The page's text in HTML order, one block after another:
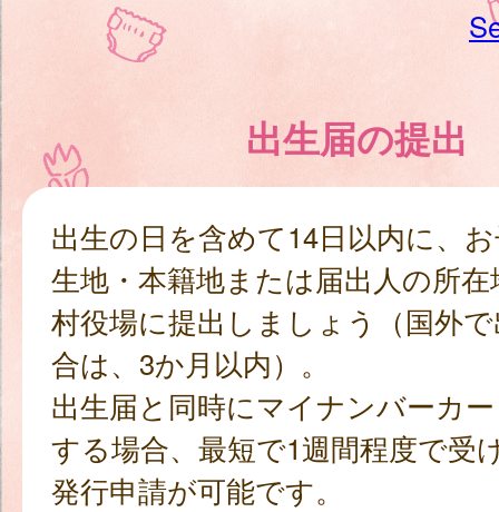
出生届の提出
出生の日を含めて14日以内に、
生地・本籍地または届出人の所
村役場に提出しましょう（国外
合は、3か月以内）。
出生届と同時にマイナンバーカ
する場合、最短で1週間程度で受
発行申請が可能です。